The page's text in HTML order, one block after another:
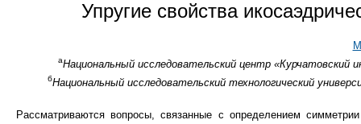
Упругие свойства
аНациональный исследовательский центр
бНациональный исследовательский технологический
Рассматриваются вопросы, связанные с определением